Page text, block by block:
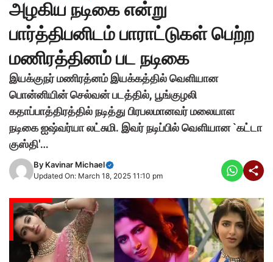
அழகிய நடிகை என்று
பார்த்திபனிடம் பாராட்டுகள் பெற்ற
மணிரத்தினம் பட நடிகை
இயக்குநர் மணிரத்னம் இயக்கத்தில் வெளியான
பொன்னியின் செல்வன் படத்தில், பூங்குழலி
கதாப்பாத்திரத்தில் நடித்து பிரபலமானவர் மலையாள
நடிகை ஐஷ்வர்யா லட்சுமி. இவர் நடிப்பில் வெளியான `கட்டா
குஸ்தி'…
By Kavinar Michael
Updated On: March 18, 2025 11:10 pm